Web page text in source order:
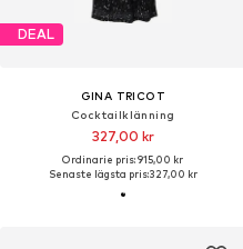
DEAL
GINA TRICOT
Cocktailklänning
327,00 kr
Ordinarie pris: 915,00 kr
Senaste lägsta pris:327,00 kr